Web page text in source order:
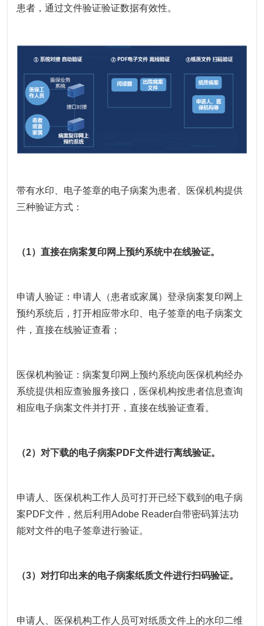
患者，通过文件验证验证数据有效性。
带有水印、电子签章的电子病案为患者、医保机构提供
三种验证方式：
（1）直接在病案复印网上预约系统中在线验证。
申请人验证：申请人（患者或家属）登录病案复印网上
预约系统后，打开相应带水印、电子签章的电子病案文
件，直接在线验证查看；
医保机构验证：病案复印网上预约系统向医保机构经办
系统提供相应查验服务接口，医保机构按患者信息查询
相应电子病案文件并打开，直接在线验证查看。
（2）对下载的电子病案PDF文件进行离线验证。
申请人、医保机构工作人员可打开已经下载到的电子病
案PDF文件，然后利用Adobe Reader自带密码算法功
能对文件的电子签章进行验证。
（3）对打印出来的电子病案纸质文件进行扫码验证。
申请人、医保机构工作人员可对纸质文件上的水印二维